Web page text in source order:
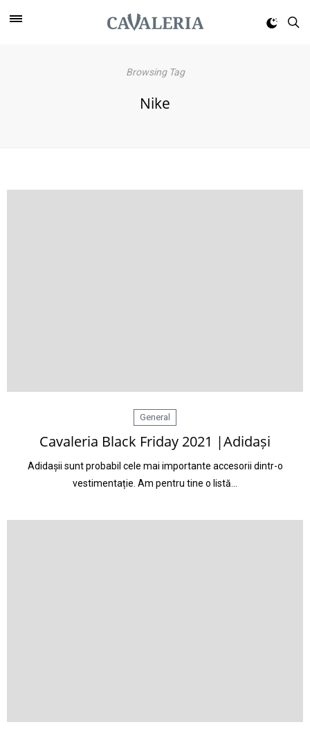
Browsing Tag
Nike
General
Cavaleria Black Friday 2021 |Adidași
Adidașii sunt probabil cele mai importante accesorii dintr-o
vestimentație. Am pentru tine o listă…